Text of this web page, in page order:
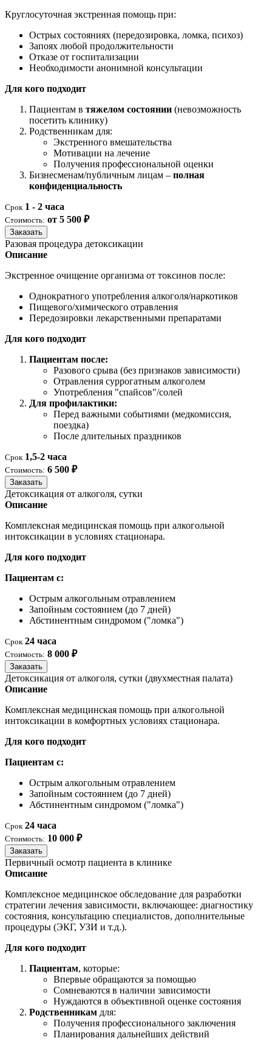
Круглосуточная экстренная помощь при:
Острых состояниях (передозировка, ломка, психоз)
Запоях любой продолжительности
Отказе от госпитализации
Необходимости анонимной консультации
Для кого подходит
Пациентам в тяжелом состоянии (невозможность
посетить клинику)
Родственникам для:
Экстренного вмешательства
Мотивации на лечение
Получения профессиональной оценки
Бизнесменам/публичным лицам – полная
конфиденциальность
Срок 1 - 2 часа
Стоимость: от 5 500 ₽
Заказать
Разовая процедура детоксикации
Описание
Экстренное очищение организма от токсинов после:
Однократного употребления алкоголя/наркотиков
Пищевого/химического отравления
Передозировки лекарственными препаратами
Для кого подходит
Пациентам после:
Разового срыва (без признаков зависимости)
Отравления суррогатным алкоголем
Употребления "спайсов"/солей
Для профилактики:
Перед важными событиями (медкомиссия,
поездка)
После длительных праздников
Срок 1,5-2 часа
Стоимость: 6 500 ₽
Заказать
Детоксикация от алкоголя, сутки
Описание
Комплексная медицинская помощь при алкогольной
интоксикации в условиях стационара.
Для кого подходит
Пациентам с:
Острым алкогольным отравлением
Запойным состоянием (до 7 дней)
Абстинентным синдромом ("ломка")
Срок 24 часа
Стоимость: 8 000 ₽
Заказать
Детоксикация от алкоголя, сутки (двухместная палата)
Описание
Комплексная медицинская помощь при алкогольной
интоксикации в комфортных условиях стационара.
Для кого подходит
Пациентам с:
Острым алкогольным отравлением
Запойным состоянием (до 7 дней)
Абстинентным синдромом ("ломка")
Срок 24 часа
Стоимость: 10 000 ₽
Заказать
Первичный осмотр пациента в клинике
Описание
Комплексное медицинское обследование для разработки
стратегии лечения зависимости, включающее: диагностику
состояния, консультацию специалистов, дополнительные
процедуры (ЭКГ, УЗИ и т.д.).
Для кого подходит
Пациентам, которые:
Впервые обращаются за помощью
Сомневаются в наличии зависимости
Нуждаются в объективной оценке состояния
Родственникам для:
Получения профессионального заключения
Планирования дальнейших действий